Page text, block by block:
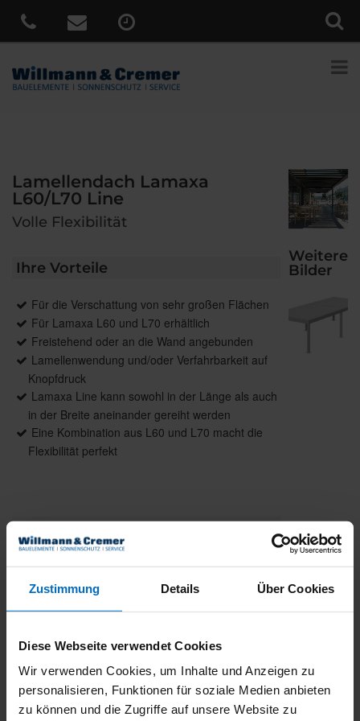
Zustimmung Details Über Cookies
Diese Webseite verwendet Cookies
Wir verwenden Cookies, um Inhalte und Anzeigen zu
personalisieren, Funktionen für soziale Medien anbieten
zu können und die Zugriffe auf unsere Website zu
Lamellendach Lamaxa
L60/L70 Line
Volle Flexibilität
Ihre Vorteile
Für die Verschattung von sehr großen Flächen
Für Lamaxa L60 und L70 erhältlich
Freistehend oder an die Wand angebunden
Lamellenwendung und/oder Verfahrbarkeit auf
Knopfdruck
Lamaxa Line kann sowohl in der Länge als auch
in der Breite aneinander gereiht werden
Eine Kombination aus L60 und L70 macht die
Flexibilität perfekt
max. Breite: 4.500 mm / 9.000 mm
max. Ausfall: 12.000 mm / 6.000 mm
Lamellen: Lamellen sind drehbar und / oder
Gestellfarbe: Pulverbeschichtet gem. WAREMA
Farbwelt, Oberflächenqualität Feinstruktur
Montage: Freistehend, optional Wandanbindung
Weitere
Bilder